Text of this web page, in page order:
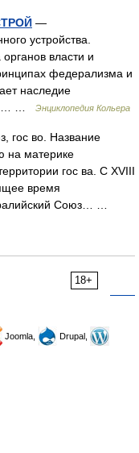
—
устройства.
власти и
федерализма и
наследие
1… …
Энциклопедия Кольера
гос во. Название
на материке
гос ва. С XVIII
время
Союз… …
18+
Joomla,
Drupal,